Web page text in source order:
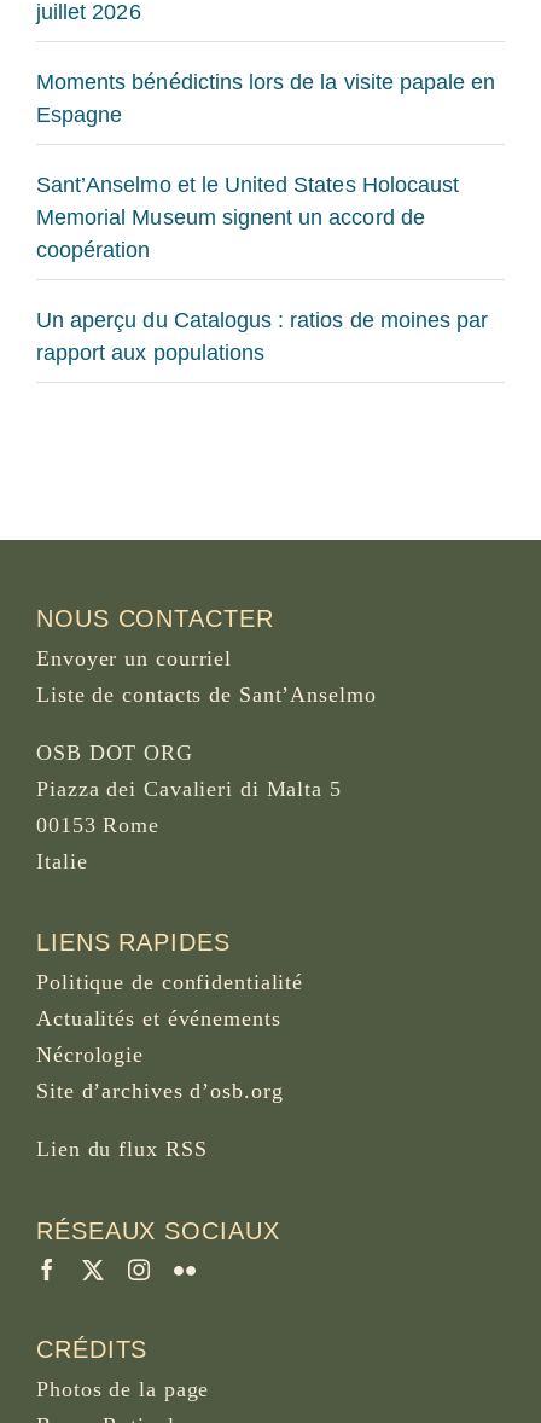
juillet 2026
Moments bénédictins lors de la visite papale en
Espagne
Sant’Anselmo et le United States Holocaust
Memorial Museum signent un accord de
coopération
Un aperçu du Catalogus : ratios de moines par
rapport aux populations
NOUS CONTACTER
Envoyer un courriel
Liste de contacts de Sant’Anselmo
OSB DOT ORG
Piazza dei Cavalieri di Malta 5
00153 Rome
Italie
LIENS RAPIDES
Politique de confidentialité
Actualités et événements
Nécrologie
Site d’archives d’osb.org
Lien duflux RSS
RÉSEAUX SOCIAUX
CRÉDITS
Photos de la page